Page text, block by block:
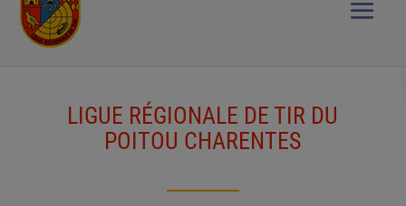
LIGUE RÉGIONALE DE TIR DU
POITOU CHARENTES